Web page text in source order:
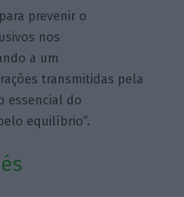
prevenir o
nos
a um
transmitidas pela
essencial do
equilíbrio”.